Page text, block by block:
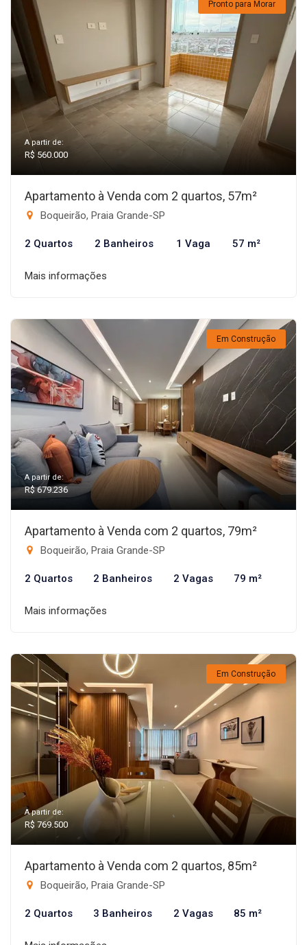
Pronto para Morar
A partir de:
R$ 560.000
Apartamento à Venda com 2 quartos, 57m²
Boqueirão, Praia Grande-SP
2 Quartos 2 Banheiros 1 Vaga 57 m²
Mais informações
Em Construção
A partir de:
R$ 679.236
Apartamento à Venda com 2 quartos, 79m²
Boqueirão, Praia Grande-SP
2 Quartos 2 Banheiros 2 Vagas 79 m²
Mais informações
Em Construção
A partir de:
R$ 769.500
Apartamento à Venda com 2 quartos, 85m²
Boqueirão, Praia Grande-SP
2 Quartos 3 Banheiros 2 Vagas 85 m²